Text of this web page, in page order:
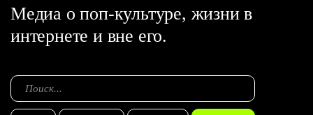
Медиа о поп-культуре, жизни в
интернете и вне его.